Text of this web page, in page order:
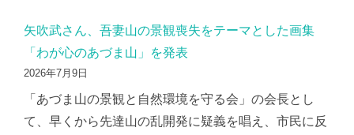
矢吹武さん、吾妻山の景観喪失をテーマとした画集
「わが心のあづま山」を発表
2026年7月9日
「あづま山の景観と自然環境を守る会」の会長とし
て、早くから先達山の乱開発に疑義を唱え、市民に反